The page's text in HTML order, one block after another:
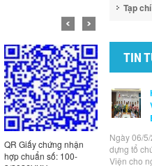
QR Giấy chứng nhận
hợp chuẩn số: 100-
QR Giấy
hợp
Tạp chí
TIN
Ngày 06/
dựng tổ
Viện cho